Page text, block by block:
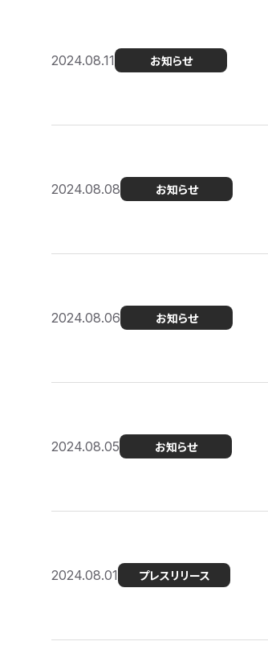
2024.08.11 お知らせ
2024.08.08 お知らせ
2024.08.06 お知らせ
2024.08.05 お知らせ
2024.08.01 プレスリリース